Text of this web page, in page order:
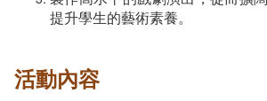
提升學生的藝術素養。
活動內容